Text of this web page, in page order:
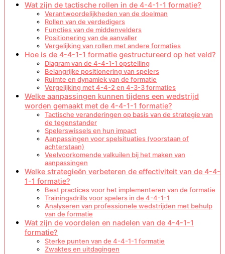
Wat zijn de tactische rollen in de 4-4-1-1 formatie?
Verantwoordelijkheden van de doelman
Rollen van de verdedigers
Functies van de middenvelders
Positionering van de aanvaller
Vergelijking van rollen met andere formaties
Hoe is de 4-4-1-1 formatie gestructureerd op het veld?
Diagram van de 4-4-1-1 opstelling
Belangrijke positionering van spelers
Ruimte en dynamiek van de formatie
Vergelijking met 4-4-2 en 4-3-3 formaties
Welke aanpassingen kunnen tijdens een wedstrijd
worden gemaakt met de 4-4-1-1 formatie?
Tactische veranderingen op basis van de strategie van
de tegenstander
Spelerswissels en hun impact
Aanpassingen voor spelsituaties (voorstaan of
achterstaan)
Veelvoorkomende valkuilen bij het maken van
aanpassingen
Welke strategieën verbeteren de effectiviteit van de 4-4-
1-1 formatie?
Best practices voor het implementeren van de formatie
Trainingsdrills voor spelers in de 4-4-1-1
Analyseren van professionele wedstrijden met behulp
van de formatie
Wat zijn de voordelen en nadelen van de 4-4-1-1
formatie?
Sterke punten van de 4-4-1-1 formatie
Zwaktes en uitdagingen